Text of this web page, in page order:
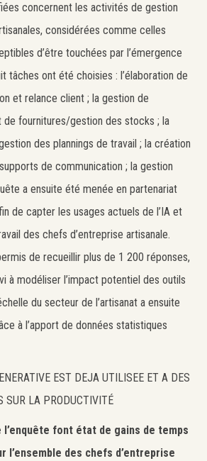
concernent les activités de gestion
considérées comme celles
d’être touchées par l’émergence
tâches ont été choisies : l’élaboration de
et relance client ; la gestion de
de fournitures/gestion des stocks ; la
des plannings de travail ; la création
de communication ; la gestion
a ensuite été menée en partenariat
de capter les usages actuels de l’IA et
des chefs d’entreprise artisanale.
de recueillir plus de 1 200 réponses,
à modéliser l’impact potentiel des outils
du secteur de l’artisanat a ensuite
à l’apport de données statistiques
EST DEJA UTILISEE ET A DES
SUR LA PRODUCTIVITÉ
l’enquête font état de gains de temps
l’ensemble des chefs d’entreprise